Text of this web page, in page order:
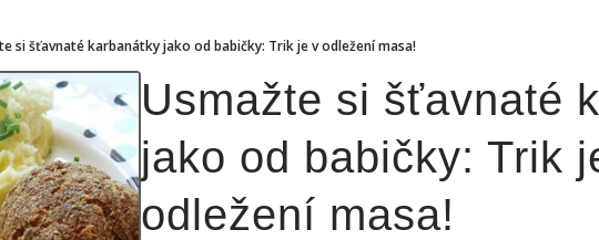
si šťavnaté karbanátky jako od babičky: Trik je v odležení masa!
Usmažte si šťavnaté
jako od babičky: Trik
odležení masa!